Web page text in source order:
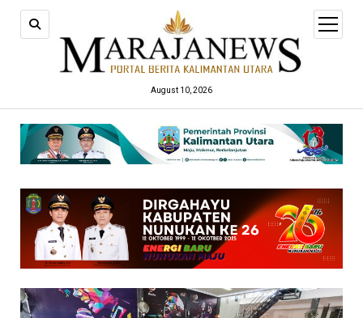
August 10, 2026
open
menu